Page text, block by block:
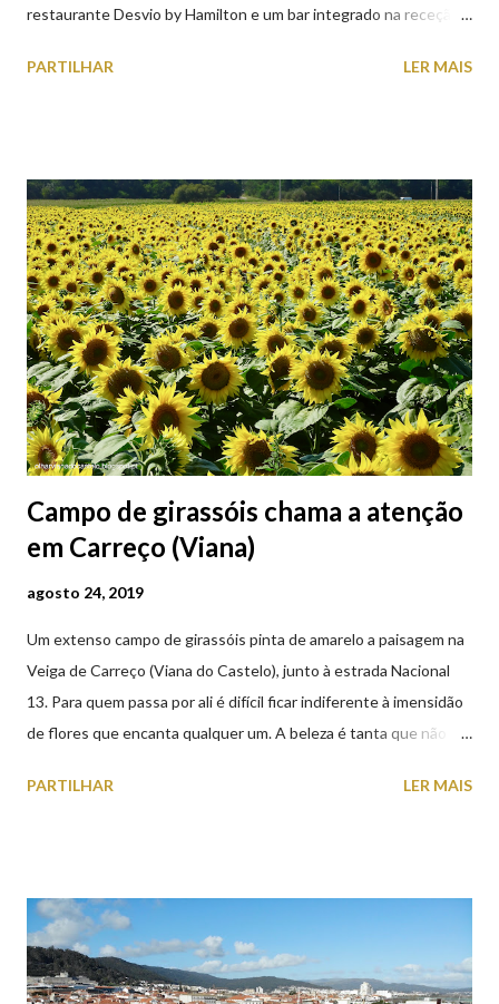
restaurante Desvio by Hamilton e um bar integrado na receção,
peças históricas cedidas pela IP Património que homenageiam a
PARTILHAR LER MAIS
Campo de girassóis chama a atenção
em Carreço (Viana)
agosto 24, 2019
Um extenso campo de girassóis pinta de amarelo a paisagem na
Veiga de Carreço (Viana do Castelo), junto à estrada Nacional
13. Para quem passa por ali é difícil ficar indiferente à imensidão
de flores que encanta qualquer um. A beleza é tanta que não
aproveite a paisagem como cenário para tirar algumas
PARTILHAR LER MAIS